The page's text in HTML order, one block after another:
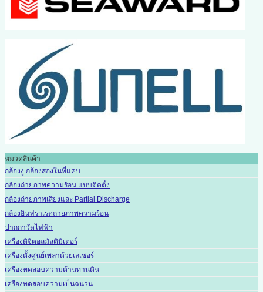
หมวดสินค้า
กล้องงู กล้องส่องในที่แคบ
กล้องถ่ายภาพความร้อน แบบติดตั้ง
กล้องถ่ายภาพเสียงและ Partial Discharge
กล้องอินฟราเรดถ่ายภาพความร้อน
ปากกาวัดไฟฟ้า
เครื่องดิจิตอลมัลติมิเตอร์
เครื่องตั้งศูนย์เพลาด้วยเลเซอร์
เครื่องทดสอบความต้านทานดิน
เครื่องทดสอบความเป็นฉนวน